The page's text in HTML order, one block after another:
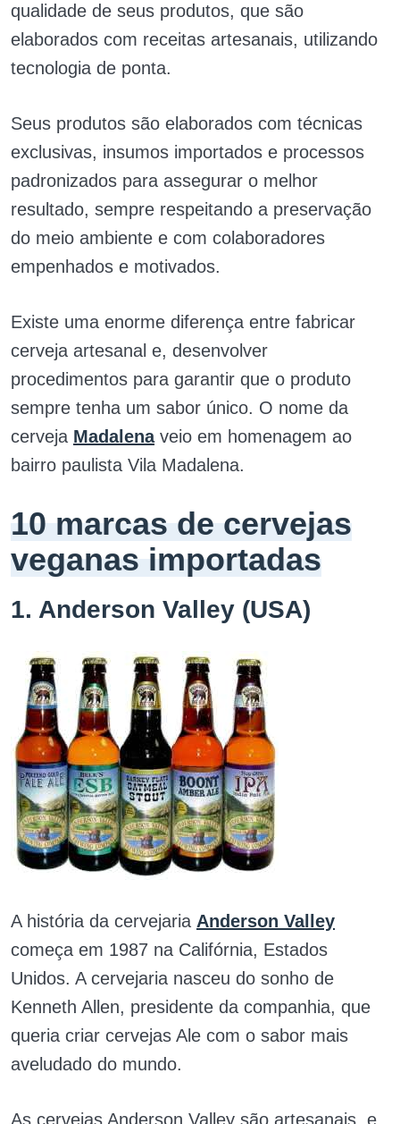
qualidade de seus produtos, que são
elaborados com receitas artesanais, utilizando
tecnologia de ponta.
Seus produtos são elaborados com técnicas
exclusivas, insumos importados e processos
padronizados para assegurar o melhor
resultado, sempre respeitando a preservação
do meio ambiente e com colaboradores
empenhados e motivados.
Existe uma enorme diferença entre fabricar
cerveja artesanal e, desenvolver
procedimentos para garantir que o produto
sempre tenha um sabor único. O nome da
cerveja Madalenaveio em homenagem ao
bairro paulista Vila Madalena.
10 marcas de cervejas
veganas importadas
1. Anderson Valley (USA)
A história da cervejaria Anderson Valley
começa em 1987 na Califórnia, Estados
Unidos. A cervejaria nasceu do sonho de
Kenneth Allen, presidente da companhia, que
queria criar cervejas Ale com o sabor mais
aveludado do mundo.
As cervejas Anderson Valley são artesanais, e